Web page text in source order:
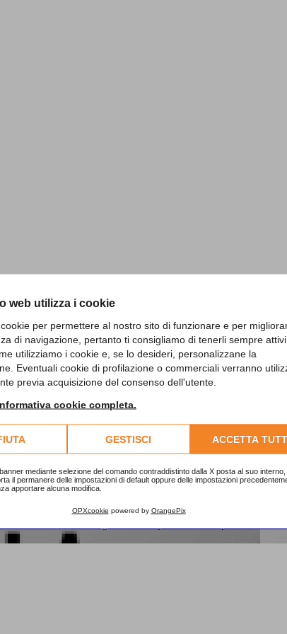
web utilizza i cookie
per permettere al nostro sito di funzionare e per
di navigazione, pertanto ti consigliamo di tenerli sempre
utilizziamo i cookie e, se lo desideri, personalizzane la
Eventuali cookie di profilazione o commerciali verranno
previa acquisizione del consenso dell'utente.
cookie completa.
GESTISCI ACCETTA
mediante selezione del comando contraddistinto dalla X posta al suo interno,
il permanere delle impostazioni di default oppure delle impostazioni
apportare alcuna modifica.
OPXcookie powered by OrangePix
edizione che si presenta come un progetto diffuso
insegnanti, Sonia De Cillis, Sabrina Colombo e Luisella
Contatta la segreteria di Opificiodellarte per ricevere